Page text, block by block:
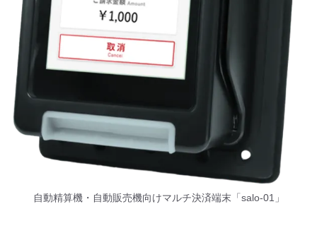
自動精算機・自動販売機向けマルチ決済端末「salo-01」